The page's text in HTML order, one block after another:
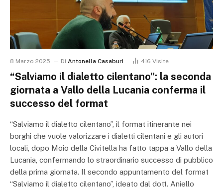
8 Marzo 2025 Di Antonella Casaburi 416 Visite
“Salviamo il dialetto cilentano”: la seconda
giornata a Vallo della Lucania conferma il
successo del format
“Salviamo il dialetto cilentano”, il format itinerante nei
borghi che vuole valorizzare i dialetti cilentani e gli autori
locali, dopo Moio della Civitella ha fatto tappa a Vallo della
Lucania, confermando lo straordinario successo di pubblico
della prima giornata. Il secondo appuntamento del format
“Salviamo il dialetto cilentano”, ideato dal dott. Aniello